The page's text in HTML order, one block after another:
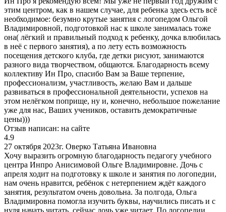
этим центром, как в нашем случае, для ребенка здесь есть всё
необходимое: безумно крутые занятия с логопедом Ольгой
Владимировной, подготовкой нас к школе занималась тоже
она( лёгкий и правильный подход к ребенку, дочка влюбилась
в неё с первого занятия), а по лету есть возможность
посещения детского клуба, где детки рисуют, занимаются
разного вида творчеством, общаются. Благодарность всему
коллективу Ин Про, спасибо Вам за Ваше терпение,
профессионализм, участливость, желаю Вам и дальше
развиваться в профессиональной деятельности, успехов на
этом нелёгком поприще, ну и, конечно, небольшое пожелание
уже для нас, Ваших учеников, оставить демократичные
цены)))
Отзыв написан: на сайте
4.9
27 октября 2023г. Оверко Татьяна Ивановна
Хочу выразить огромную благодарность педагогу учебного
центра Инпро Анисимовой Ольге Владимировне. Дочь с
апреля ходит на подготовку к школе и занятия по логопедии,
нам очень нравится, ребёнок с нетерпением ждёт каждого
занятия, результатом очень довольна. За полгода, Ольга
Владимировна помогла изучить буквы, научились писать и с
нуля начать читать, сейчас дочь уже читает. По логопедии